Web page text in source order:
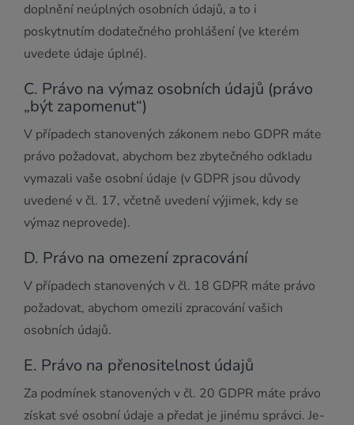
doplnění neúplných osobních údajů, a to i
poskytnutím dodatečného prohlášení (ve kterém
uvedete údaje úplné).
C. Právo na výmaz osobních údajů (právo
„být zapomenut“)
V případech stanovených zákonem nebo GDPR máte
právo požadovat, abychom bez zbytečného odkladu
vymazali vaše osobní údaje (v GDPR jsou důvody
uvedené v čl. 17, včetně uvedení výjimek, kdy se
výmaz neprovede).
D. Právo na omezení zpracování
V případech stanovených v čl. 18 GDPR máte právo
požadovat, abychom omezili zpracování vašich
osobních údajů.
E. Právo na přenositelnost údajů
Za podmínek stanovených v čl. 20 GDPR máte právo
získat své osobní údaje a předat je jinému správci. Je-